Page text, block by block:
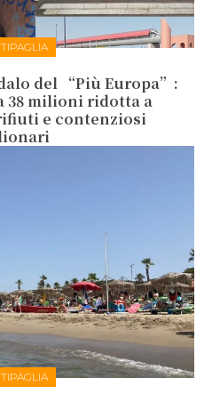
del “Più Europa”:
milioni ridotta a
e contenziosi